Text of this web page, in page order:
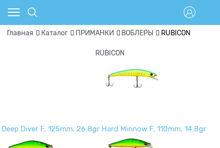
Главная Каталог ПРИМАНКИ ВОБЛЕРЫ RUBICON
RUBICON
Deep Diver F, 125mm, 26.8gr Hard Minnow F, 110mm, 14.8gr